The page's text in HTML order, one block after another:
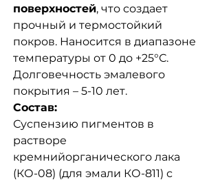
поверхностей, что создает
прочный и термостойкий
покров. Наносится в диапазоне
температуры от 0 до +25°С.
Долговечность эмалевого
покрытия – 5-10 лет.
Состав:
Суспензию пигментов в
растворе
кремнийорганического лака
(КО-08) (для эмали КО-811) с